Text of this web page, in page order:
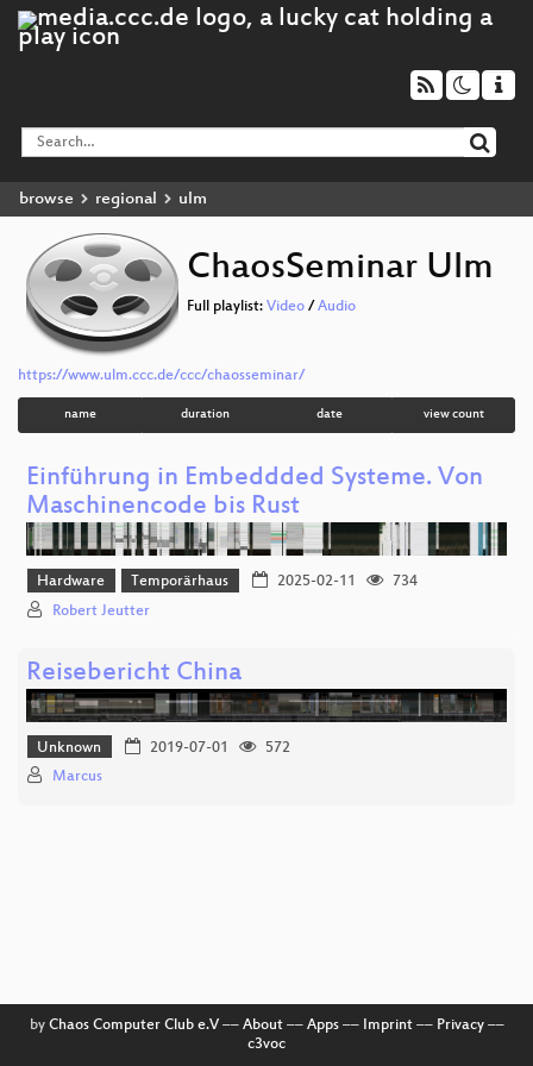
browse regional ulm
ChaosSeminar Ulm
Full playlist: Video / Audio
https://www.ulm.ccc.de/ccc/chaosseminar/
name duration date view count
Einführung in Embeddded Systeme. Von
Maschinencode bis Rust
Hardware Temporärhaus 2025-02-11
734
Robert Jeutter
Reisebericht China
Unknown 2019-07-01
572
Marcus
by Chaos Computer Club e.V–– About–– Apps–– Imprint–– Privacy––
c3voc